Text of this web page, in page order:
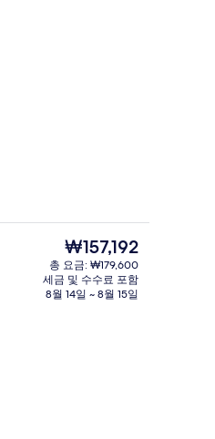
디럭스 더블룸 | 객실에서 보이는 전망
현
재
가
격
₩157,192
총 요금: ₩179,600
세금 및 수수료 포함
8월 14일 ~ 8월 15일